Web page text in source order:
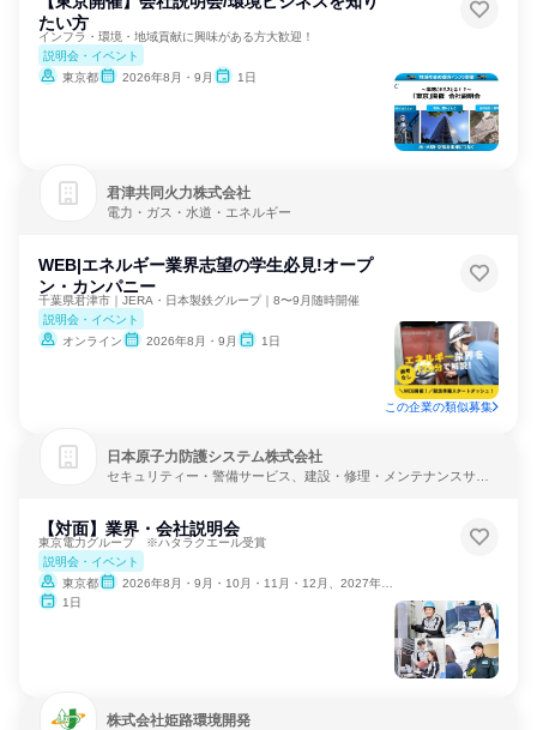
たい方
インフラ・環境・地域貢献に興味がある方大歓迎！
説明会・イベント
東京都
2026年8月・9月 1日
君津共同火力株式会社
電力・ガス・水道・エネルギー
WEB|エネルギー業界志望の学生必見!オープ
ン・カンパニー
千葉県君津市｜JERA・日本製鉄グループ｜8〜9月随時開催
説明会・イベント
オンライン
2026年8月・9月 1日
この企業の類似募集
日本原子力防護システム株式会社
セキュリティー・警備サービス、建設・修理・メンテナンスサー
【対面】業界・会社説明会
東京電力グループ ※ハタラクエール受賞
説明会・イベント
東京都
2026年8月・9月・10月・11月・12月、2027年1月・2月
1日
株式会社姫路環境開発